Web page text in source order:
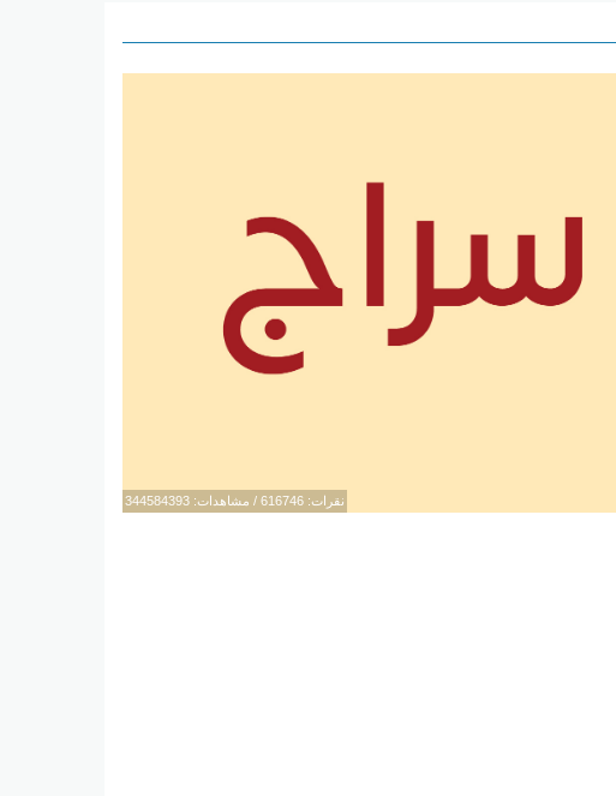
نقرات: 616746 / مشاهدات: 344584393